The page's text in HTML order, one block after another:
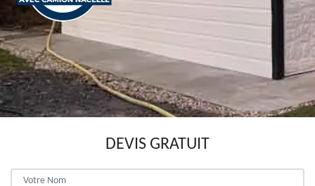
DEVIS GRATUIT